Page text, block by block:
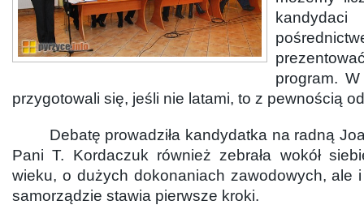
program.
przygotowali się, jeśli nie latami, to z pewnością
Debatę prowadziła kandydatka na radną
Pani T. Kordaczuk również zebrała wokół
wieku, o dużych dokonaniach zawodowych, ale i
samorządzie stawia pierwsze kroki.